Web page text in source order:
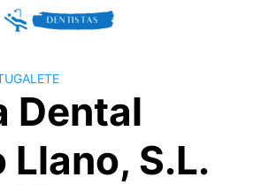
Dental
Llano, S.L.